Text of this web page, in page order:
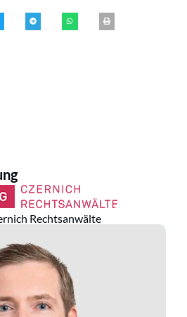
Rechtsanwälte